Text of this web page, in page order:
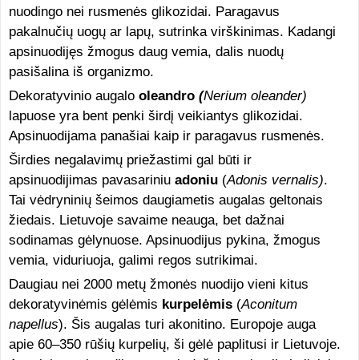
nuodingo nei rusmenės glikozidai. Paragavus
pakalnučių uogų ar lapų, sutrinka virškinimas. Kadangi
apsinuodijęs žmogus daug vemia, dalis nuodų
pasišalina iš organizmo.
Dekoratyvinio augalo oleandro(Nerium oleander)
lapuose yra bent penki širdį veikiantys glikozidai.
Apsinuodijama panašiai kaip ir paragavus rusmenės.
Širdies negalavimų priežastimi gal būti ir
apsinuodijimas pavasariniu adoniu (Adonis vernalis).
Tai vėdryninių šeimos daugiametis augalas geltonais
žiedais. Lietuvoje savaime neauga, bet dažnai
sodinamas gėlynuose. Apsinuodijus pykina, žmogus
vemia, viduriuoja, galimi regos sutrikimai.
Daugiau nei 2000 metų žmonės nuodijo vieni kitus
dekoratyvinėmis gėlėmis kurpelėmis (Aconitum
napellus). Šis augalas turi akonitino. Europoje auga
apie 60–350 rūšių kurpelių, ši gėlė paplitusi ir Lietuvoje.